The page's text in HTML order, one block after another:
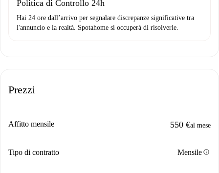
Politica di Controllo 24h
Hai 24 ore dall’arrivo per segnalare discrepanze significative tra
l'annuncio e la realtà. Spotahome si occuperà di risolverle.
Prezzi
Affitto mensile 550 €al mese
Tipo di contratto Mensileinfo